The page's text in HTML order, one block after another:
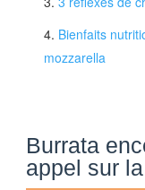
Bienfaits
mozzarella
Burrata
appel sur